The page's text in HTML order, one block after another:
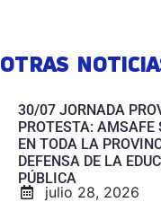
OTRAS
30/07 JORNADA
PROTESTA:
EN TODA LA
DEFENSA DE LA
PÚBLICA
julio 28, 2026